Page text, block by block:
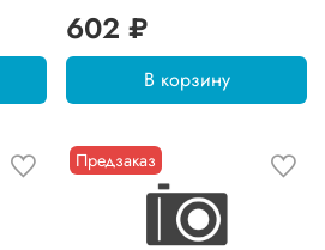
602 ₽
В корзину
Предзаказ